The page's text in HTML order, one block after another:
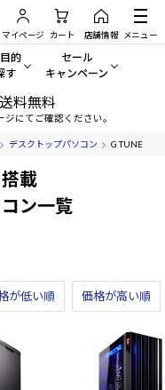
マイページ カート 店舗情報 メニュー
PC
的
す
けパソコン
ングPC・ゲーム向けパソコン
イティブ向け
ス向けパソコン
けパソコン
すめパソコン
セール
キャンペーン
セール・キャンペー
期間限定セール
アウトレットパソコン
料無料
にてご確認ください。
デスクトップパソコン G TUNE
載
ン一覧
が低い順 価格が高い順